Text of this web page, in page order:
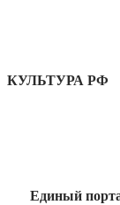
КУЛЬТУРА РФ
Единый